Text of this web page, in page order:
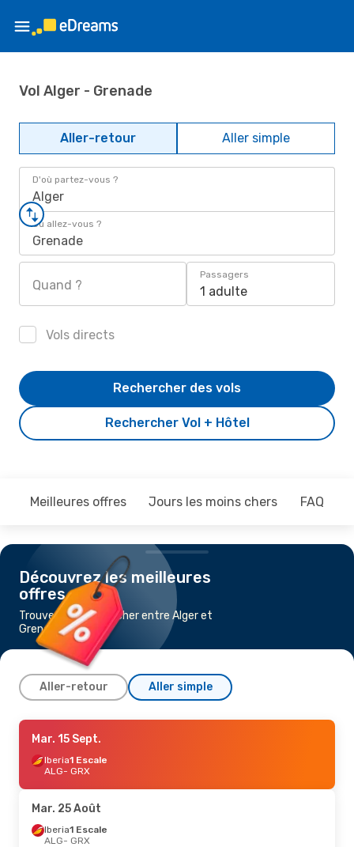
Vol Alger - Grenade
Aller-retour Aller simple
D'où partez-vous ?
Alger
Où allez-vous ?
Grenade
Quand ?
Passagers
1 adulte
Vols directs
Rechercher Vol + Hôtel
Rechercher des vols
Meilleures offres Jours les moins chers FAQ
Découvrez les meilleures
offres
Trouvez un vol pas cher entre Alger et
Grenade
Aller-retour Aller simple
Jeu. 27 Août
Vueling1 Escale
ALG- GRX
GRX- ALG
Mar. 15 Sept.
Iberia1 Escale
ALG- GRX
Mar. 25 Août
Iberia1 Escale
ALG- GRX